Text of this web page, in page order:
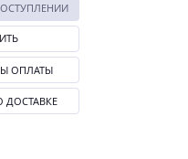
ОПЛАТЫ
ДОСТАВКЕ